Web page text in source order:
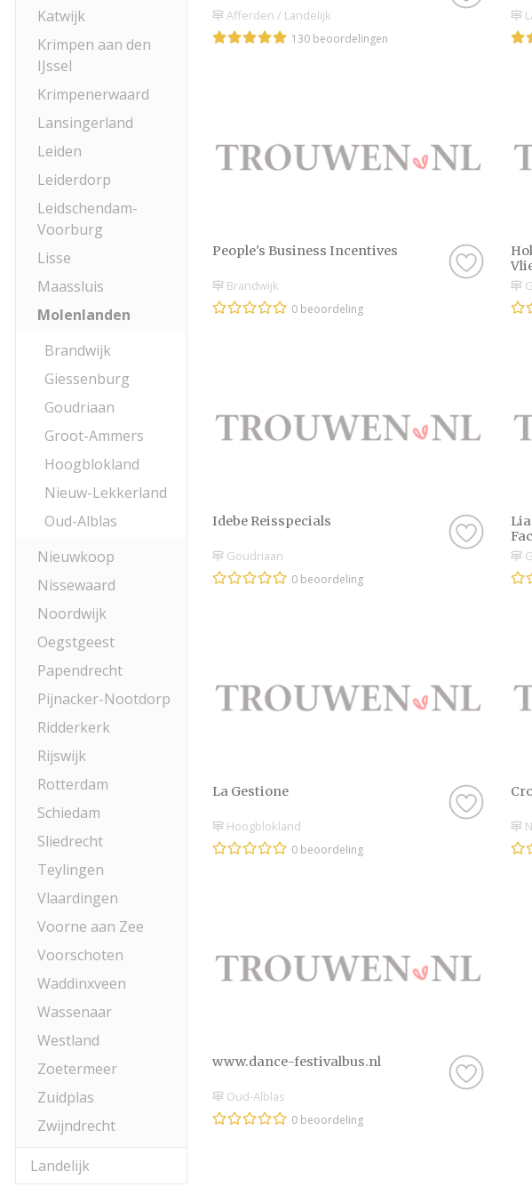
Katwijk
Krimpen aan den
IJssel
Krimpenerwaard
Lansingerland
Leiden
Leiderdorp
Leidschendam-
Voorburg
Lisse
Maassluis
Molenlanden
Brandwijk
Giessenburg
Goudriaan
Groot-Ammers
Hoogblokland
Nieuw-Lekkerland
Oud-Alblas
Nieuwkoop
Nissewaard
Noordwijk
Oegstgeest
Papendrecht
Pijnacker-Nootdorp
Ridderkerk
Rijswijk
Rotterdam
Schiedam
Sliedrecht
Teylingen
Vlaardingen
Voorne aan Zee
Voorschoten
Waddinxveen
Wassenaar
Westland
Zoetermeer
Zuidplas
Zwijndrecht
Landelijk
Afferden / Landelijk
130 beoordelingen
People's Business Incentives
Brandwijk
0 beoordeling
Idebe Reisspecials
Goudriaan
0 beoordeling
La Gestione
Hoogblokland
0 beoordeling
www.dance-festivalbus.nl
Oud-Alblas
0 beoordeling